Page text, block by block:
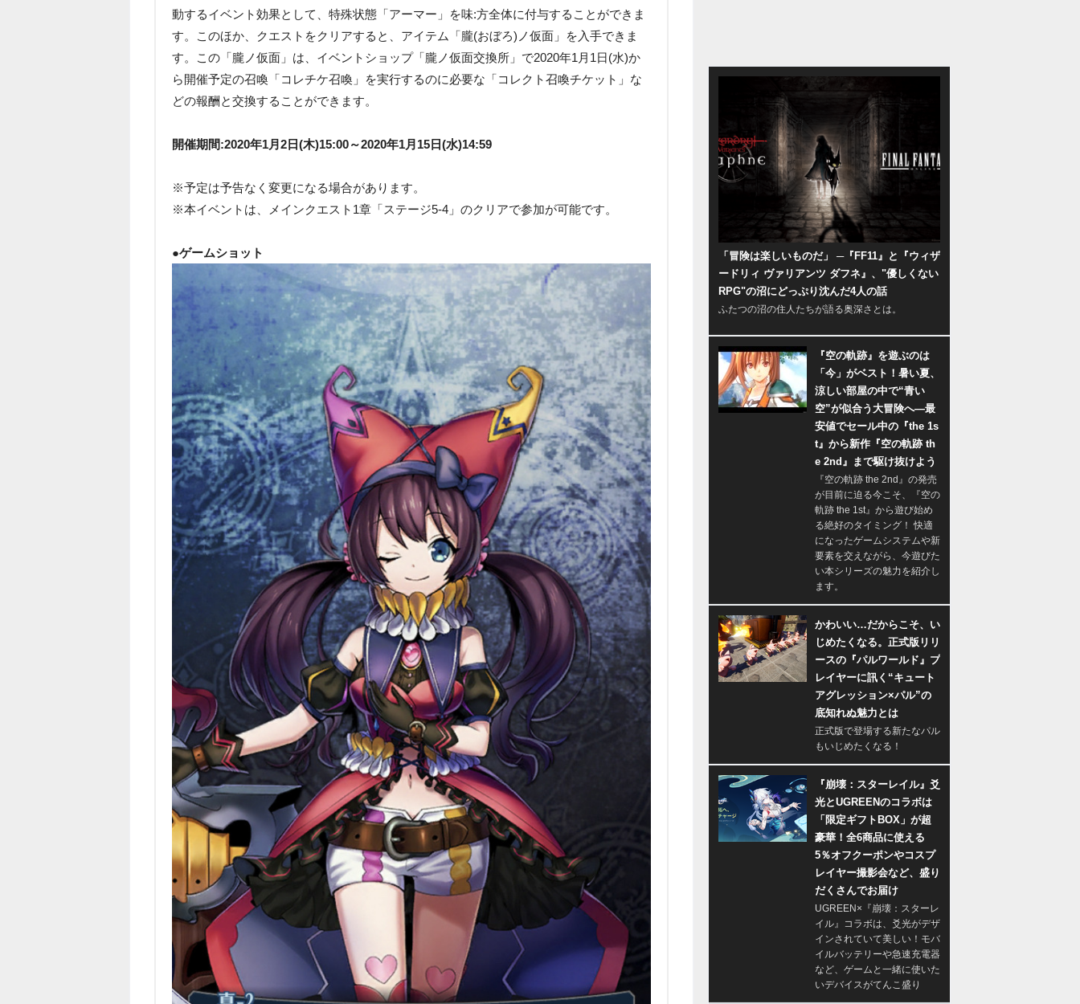
動するイベント効果として、特殊状態「アーマー」を味:方全体に付与することができま
す。このほか、クエストをクリアすると、アイテム「朧(おぼろ)ノ仮面」を入手できま
す。この「朧ノ仮面」は、イベントショップ「朧ノ仮面交換所」で2020年1月1日(水)か
ら開催予定の召喚「コレチケ召喚」を実行するのに必要な「コレクト召喚チケット」な
どの報酬と交換することができます。
開催期間:2020年1月2日(木)15:00～2020年1月15日(水)14:59
※予定は予告なく変更になる場合があります。
※本イベントは、メインクエスト1章「ステージ5-4」のクリアで参加が可能です。
●ゲームショット
「冒険は楽しいものだ」 ─『FF11』と『ウィザ
ードリィ ヴァリアンツ ダフネ』、"優しくない
RPG"の沼にどっぷり沈んだ4人の話
ふたつの沼の住人たちが語る奥深さとは。
『空の軌跡』を遊ぶのは
「今」がベスト！暑い夏、
涼しい部屋の中で“青い
空”が似合う大冒険へ―最
安値でセール中の『the 1s
t』から新作『空の軌跡 th
e 2nd』まで駆け抜けよう
『空の軌跡 the 2nd』の発売
が目前に迫る今こそ、『空の
軌跡 the 1st』から遊び始め
る絶好のタイミング！ 快適
になったゲームシステムや新
要素を交えながら、今遊びた
い本シリーズの魅力を紹介し
ます。
かわいい…だからこそ、い
じめたくなる。正式版リリ
ースの『パルワールド』プ
レイヤーに訊く“キュート
アグレッション×パル”の
底知れぬ魅力とは
正式版で登場する新たなパル
もいじめたくなる！
『崩壊：スターレイル』爻
光とUGREENのコラボは
「限定ギフトBOX」が超
豪華！全6商品に使える
5％オフクーポンやコスプ
レイヤー撮影会など、盛り
だくさんでお届け
UGREEN×『崩壊：スターレ
イル』コラボは、爻光がデザ
インされていて美しい！モバ
イルバッテリーや急速充電器
など、ゲームと一緒に使いた
いデバイスがてんこ盛り